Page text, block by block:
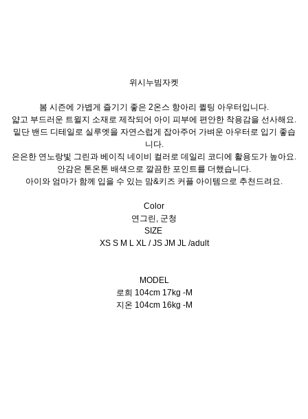
위시누빔자켓
봄 시즌에 가볍게 즐기기 좋은 2온스 항아리 퀼팅 아우터입니다.
얇고 부드러운 트윌지 소재로 제작되어 아이 피부에 편안한 착용감을 선사해요.
밑단 밴드 디테일로 실루엣을 자연스럽게 잡아주어 가벼운 아우터로 입기 좋습
니다.
은은한 연노랑빛 그린과 베이직 네이비 컬러로 데일리 코디에 활용도가 높아요.
안감은 톤온톤 배색으로 깔끔한 포인트를 더했습니다.
아이와 엄마가 함께 입을 수 있는 맘&키즈 커플 아이템으로 추천드려요.
Color
연그린, 군청
SIZE
XS S M L XL / JS JM JL /adult
MODEL
로희 104cm 17kg -M
지온 104cm 16kg -M